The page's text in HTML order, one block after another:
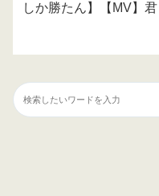
しか勝たん】【MV】